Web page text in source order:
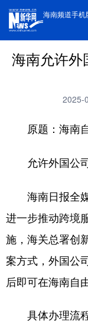
海南频道手机
海南允许外
2025-
原题：海南
允许外国公
海南日报全媒
进一步推动跨境
施，海关总署创
案方式，外国公
后即可在海南自
具体办理流程